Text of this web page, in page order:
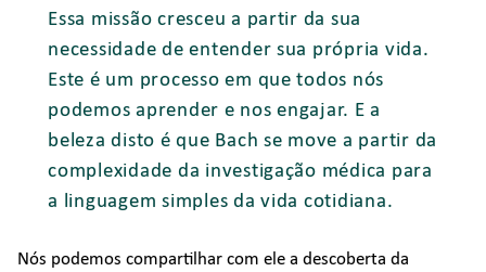
Essa missão cresceu a partir da sua
necessidade de entender sua própria vida.
Este é um processo em que todos nós
podemos aprender e nos engajar. E a
beleza disto é que Bach se move a partir da
complexidade da investigação médica para
a linguagem simples da vida cotidiana.
Nós podemos compartilhar com ele a descoberta da